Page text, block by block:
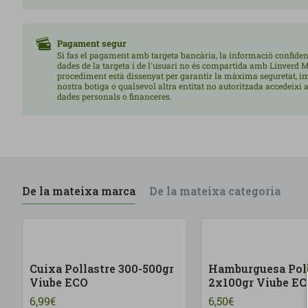
Pagament segur
Si fas el pagament amb targeta bancària, la informació
dades de la targeta i de l'usuari no és compartida amb Linverd
procediment està dissenyat per garantir la màxima seguretat,
nostra botiga o qualsevol altra entitat no autoritzada accedeixi
dades personals o financeres.
De la mateixa marca De la mateixa categoria
Cuixa Pollastre 300-500gr
Viube ECO
6,99€
Hamburguesa
2x100gr Viube ECO
6,50€